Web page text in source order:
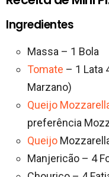
Ingredientes
Massa – 1 Bola
Tomate – 1 Lata
Marzano)
Queijo
preferência
Queijo
Manjericão – 4